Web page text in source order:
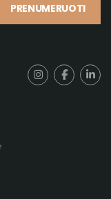
PRENUMERUOTI